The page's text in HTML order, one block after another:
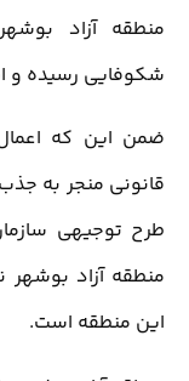
منطقه آزاد
شکوفایی رسیده و
ضمن این که
قانونی منجر به
طرح توجیهی
منطقه آزاد
این منطقه است.